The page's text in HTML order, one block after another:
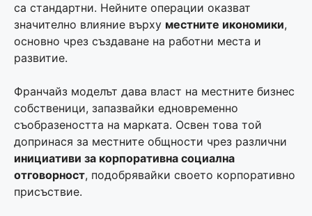
са стандартни. Нейните операции оказват
значително влияние върху местните икономики,
основно чрез създаване на работни места и
развитие.
Франчайз моделът дава власт на местните бизнес
собственици, запазвайки едновременно
съобразеността на марката. Освен това той
допринася за местните общности чрез различни
инициативи за корпоративна социална
отговорност, подобрявайки своето корпоративно
присъствие.